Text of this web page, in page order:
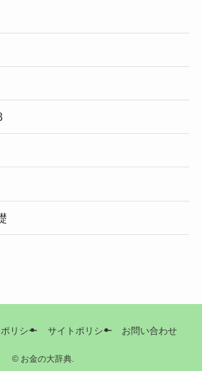
リシー サイトポリシー お問い合わせ
©お金の大辞典.